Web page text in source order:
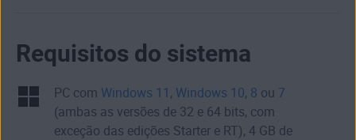
Requisitos do sistema
PC com Windows 11 , Windows 10, 8 ou 7
(ambas as versões de 32 e 64 bits, com
exceção das edições Starter e RT), 4 GB de